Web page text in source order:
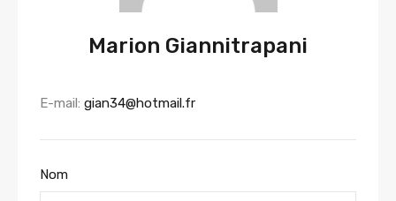
Marion Giannitrapani
E-mail: gian34@hotmail.fr
Nom